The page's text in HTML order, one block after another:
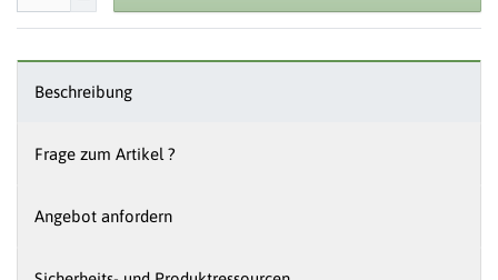
Beschreibung
Frage zum Artikel ?
Angebot anfordern